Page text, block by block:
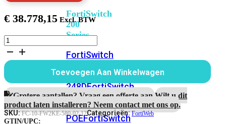
FortiSwitch
200
Series
FortiSwitch
FPOEFortiSwitch
248DFortiSwitch
224EFortiswitch
224E-
POEFortiSwitch
€ 38.778,15
FortiWeb-
2000E
jaar
Advanced
Bundle
aantal
Toevoegen Aan Winkelwagen
Grotere aantallen? Vraag een offerte aan.Wilt u dit
product laten installeren? Neem contact met ons op.
SKU:FC-10-FW2KE-580-02-12Categorieën:FortiWeb
GTIN/UPC: